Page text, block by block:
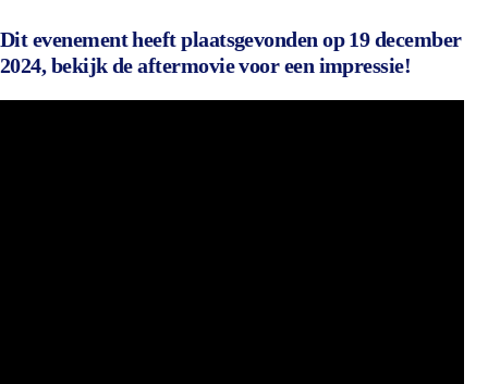
Dit evenement heeft plaatsgevonden op 19 december
2024, bekijk de aftermovie voor een impressie!